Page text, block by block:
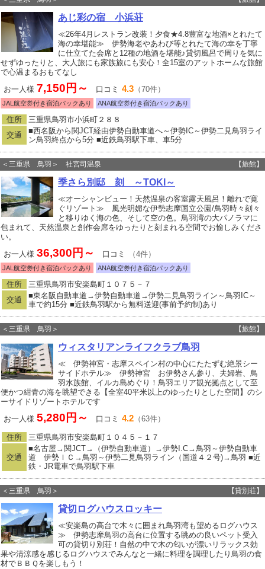
あじ彩の宿 小浜荘
≪26年4月レストラン改装！夕食★4.8豊富な地酒×とれたて
海の幸堪能≫ 伊勢海老やあわび等とれたて海の幸を丁寧
に仕立てた会席と12種の地酒を堪能♪貸切風呂で周りを気に
せずゆったりと、大人旅にも家族旅にも安心！全15室のアットホームな旅館
で心温まるおもてなし
お一人様 7,150円～ 口コミ 4.3 （70件）
JAL航空券付き宿泊パックあり ANA航空券付き宿泊パックあり
住所
三重県鳥羽市小浜町２８８
交通
■西名阪から関JCT経由伊勢自動車道へ～伊勢IC～伊勢二見鳥羽ライ
ン鳥羽終点から5分 ■近鉄鳥羽駅下車、車5分
＜三重県 鳥羽＞ 社宮司温泉 【旅館】
季さら別邸 刻 ～TOKI～
≪オーシャンビュー！天然温泉の客室露天風呂！離れで寛
ぐリゾート≫ 風光明媚な伊勢志摩国立公園/鳥羽時々刻々
と移りゆく海の色、そして空の色。鳥羽湾の大パノラマに
包まれて、天然温泉と創作会席をゆったりと刻まれる空間でお愉しみくださ
い。
お一人様 36,300円～ 口コミ （4件）
JAL航空券付き宿泊パックあり ANA航空券付き宿泊パックあり
住所
三重県鳥羽市安楽島町１０７５－７
交通
■東名阪自動車道→伊勢自動車道→伊勢二見鳥羽ライン～鳥羽IC～
車で約15分 ■近鉄鳥羽駅から無料送迎(事前予約制)あり
＜三重県 鳥羽＞ 【旅館】
ウィスタリアンライフクラブ鳥羽
≪ 伊勢神宮・志摩スペイン村の中心にたたずむ絶景シー
サイドホテル≫ 伊勢神宮 お伊勢さん参り、夫婦岩、鳥
羽水族館、イルカ島めぐり！鳥羽エリア観光拠点として至
便かつ紺青の海を眺望できる【全室40平米以上のゆったりとした空間】のシ
ーサイドリゾートホテルです
お一人様 5,280円～ 口コミ 4.2 （63件）
住所 三重県鳥羽市安楽島町１０４５－１７
交通
■名古屋→関JCT→（伊勢自動車道）→伊勢I.C→鳥羽～伊勢自動車
道 伊勢ＩＣ→鳥羽～伊勢二見鳥羽ライン（国道４２号)→鳥羽 ■近
鉄・JR電車で鳥羽駅下車
＜三重県 鳥羽＞ 【貸別荘】
貸切ログハウスロッキー
≪安楽島の高台で木々に囲まれ鳥羽湾も望めるログハウス
≫ 伊勢志摩鳥羽の高台に位置する眺めの良いペット受入
可の貸切り別荘！自然の中で木の匂いが漂いリラックス効
果や清涼感を感じるログハウスでみんなと一緒に料理を調理したり鳥羽の食
材でＢＢＱを楽しもう！